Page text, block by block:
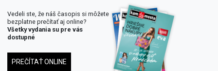
Vedeli ste, že náš časopis si môžete
bezplatne prečítať aj online?
Všetky vydania su pre vás
dostupné
PREČÍTAŤ ONLINE